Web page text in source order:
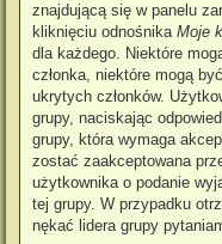
znajdującą się w panelu
kliknięciu odnośnika Moje
dla każdego. Niektóre
członka, niektóre mogą
ukrytych członków.
grupy, naciskając
grupy, która wymaga
zostać zaakceptowana
użytkownika o podanie
tej grupy. W przypadku
nękać lidera grupy